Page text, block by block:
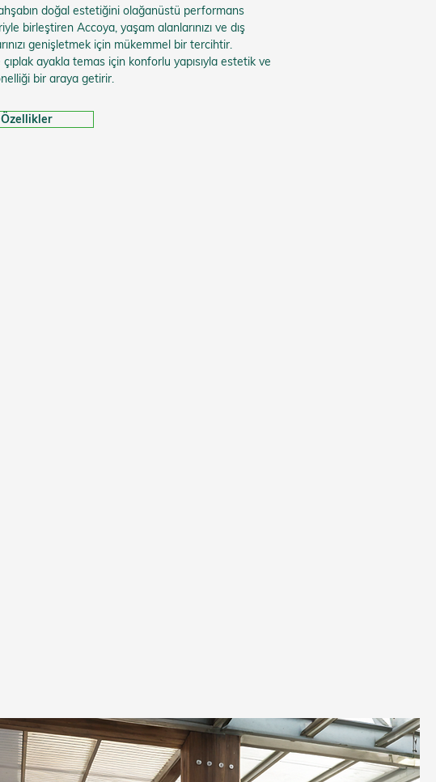
doğal estetiğini olağanüstü performans
birleştiren Accoya, yaşam alanlarınızı ve dış
genişletmek için mükemmel bir tercihtir.
ayakla temas için konforlu yapısıyla estetik ve
bir araya getirir.
Özellikler